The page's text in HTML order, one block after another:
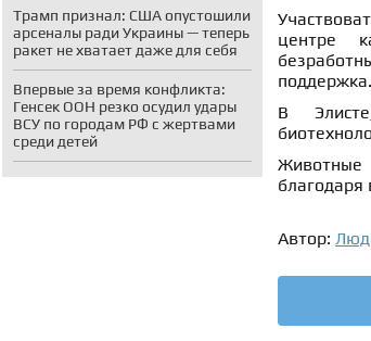
Трамп признал: США опустошили
арсеналы ради Украины — теперь
ракет не хватает даже для себя
Впервые за время конфликта:
Генсек ООН резко осудил удары
ВСУ по городам РФ с жертвами
среди детей
центре
поддержка.
В Элисте
благодаря
Автор: